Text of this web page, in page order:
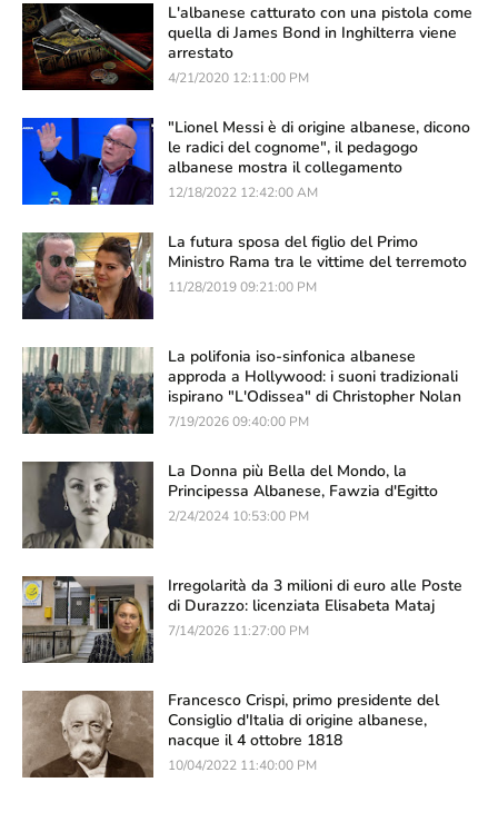
L'albanese catturato con una pistola come
quella di James Bond in Inghilterra viene
arrestato
4/21/2020 12:11:00 PM
"Lionel Messi è di origine albanese, dicono
le radici del cognome", il pedagogo
albanese mostra il collegamento
12/18/2022 12:42:00 AM
La futura sposa del figlio del Primo
Ministro Rama tra le vittime del terremoto
11/28/2019 09:21:00 PM
La polifonia iso-sinfonica albanese
approda a Hollywood: i suoni tradizionali
ispirano "L'Odissea" di Christopher Nolan
7/19/2026 09:40:00 PM
La Donna più Bella del Mondo, la
Principessa Albanese, Fawzia d'Egitto
2/24/2024 10:53:00 PM
Irregolarità da 3 milioni di euro alle Poste
di Durazzo: licenziata Elisabeta Mataj
7/14/2026 11:27:00 PM
Francesco Crispi, primo presidente del
Consiglio d'Italia di origine albanese,
nacque il 4 ottobre 1818
10/04/2022 11:40:00 PM